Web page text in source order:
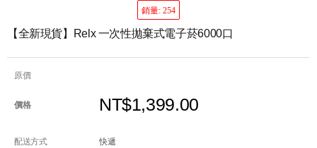
銷量: 254
【全新現貨】Relx 一次性拋棄式電子菸6000口
原價
價格 NT$1,399.00
配送方式 快遞